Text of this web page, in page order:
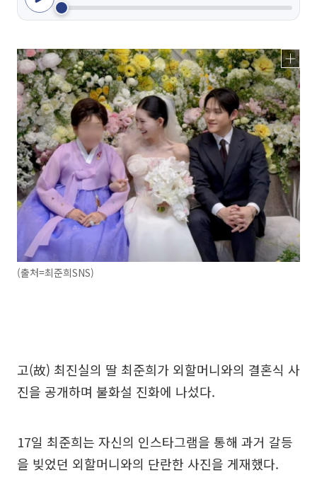
(출처=최준희SNS)
고(故) 최진실의 딸 최준희가 외할머니와의 결혼식 사
진을 공개하며 불화설 진화에 나섰다.
17일 최준희는 자신의 인스타그램을 통해 과거 갈등
을 빚었던 외할머니와의 단란한 사진을 게재했다.